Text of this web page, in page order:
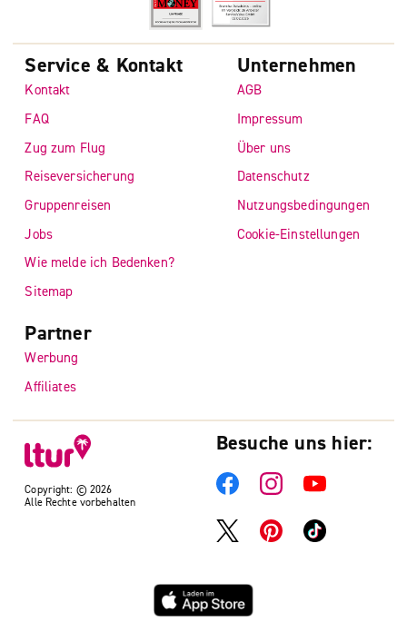
Copyright: © 2026
Alle Rechte vorbehalten
Service & Kontakt
Kontakt
FAQ
Zug zum Flug
Reiseversicherung
Gruppenreisen
Jobs
Wie melde ich Bedenken?
Sitemap
Unternehmen
AGB
Impressum
Über uns
Datenschutz
Nutzungsbedingungen
Cookie-Einstellungen
Partner
Werbung
Affiliates
Besuche uns hier: